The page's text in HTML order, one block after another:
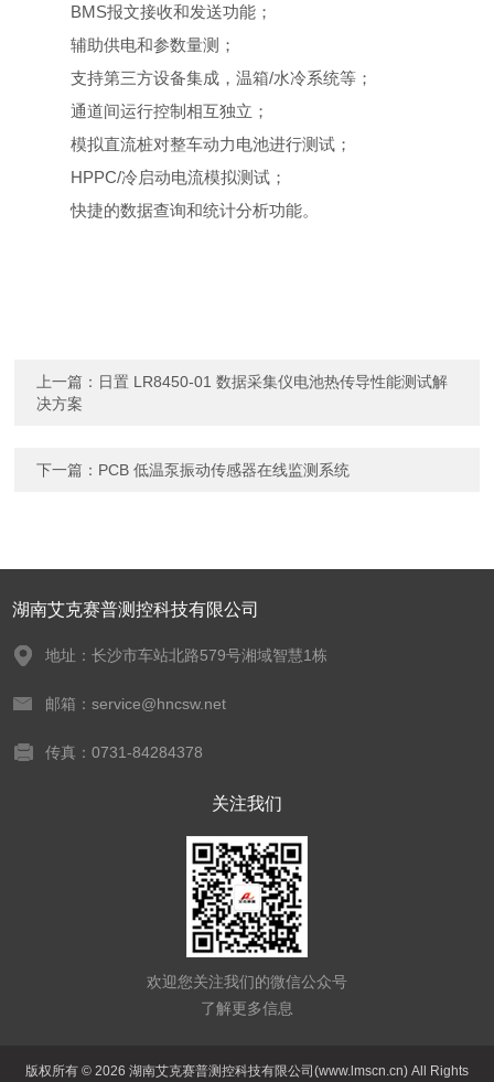
BMS报文接收和发送功能；
辅助供电和参数量测；
支持第三方设备集成，温箱/水冷系统等；
通道间运行控制相互独立；
模拟直流桩对整车动力电池进行测试；
HPPC/冷启动电流模拟测试；
快捷的数据查询和统计分析功能。
上一篇： 日置 LR8450-01 数据采集仪电池热传导性能测试解
决方案
下一篇： PCB 低温泵振动传感器在线监测系统
湖南艾克赛普测控科技有限公司
地址：长沙市车站北路579号湘域智慧1栋
邮箱：service@hncsw.net
传真：0731-84284378
关注我们
欢迎您关注我们的微信公众号
了解更多信息
版权所有 © 2026 湖南艾克赛普测控科技有限公司(www.lmscn.cn) All Rights